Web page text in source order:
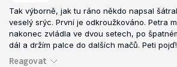
Tak výborně, jak tu ráno někdo napsal
veselý srýc. První je odkroužkováno. Petra
nakonec zvládla ve dvou setech, po
dál a držím palce do dalších mačů. Peti
Reagovat